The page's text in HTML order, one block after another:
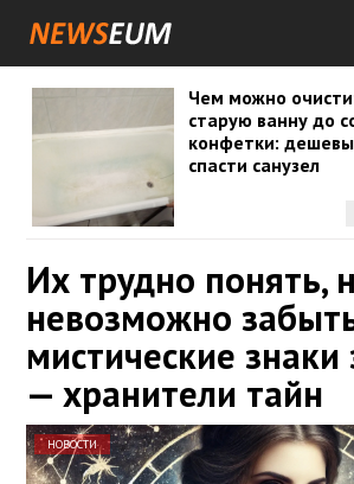
Чем можно
старую ванну до
конфетки:
спасти санузел
Их трудно понять,
невозможно
мистические знаки
— хранители тайн
НОВОСТИ